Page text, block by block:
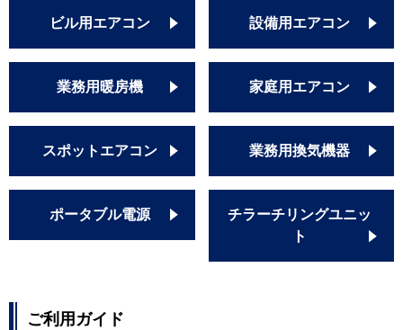
ビル用エアコン 設備用エアコン
業務用暖房機 家庭用エアコン
スポットエアコン 業務用換気機器
ポータブル電源
チラーチリングユニッ
ト
ご利用ガイド